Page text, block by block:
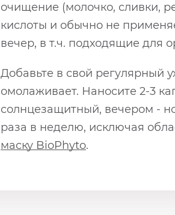
очищение (молочко, сливки,
кислоты и обычно не
вечер, в т.ч. подходящие для
Добавьте в свой регулярный
омолаживает. Наносите 2-3
солнцезащитный, вечером -
раза в неделю, исключая
маску BioPhyto.